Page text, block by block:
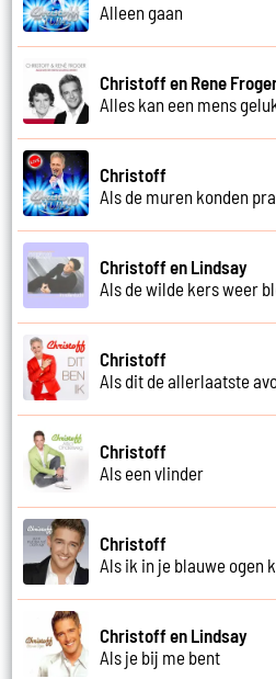
Alleen gaan
Christoff en Rene
Alles kan een mens
Christoff
Als de muren konden
Christoff en Lindsay
Als de wilde kers weer
Christoff
Als dit de allerlaatste
Christoff
Als een vlinder
Christoff
Als ik in je blauwe ogen
Christoff en Lindsay
Als je bij me bent